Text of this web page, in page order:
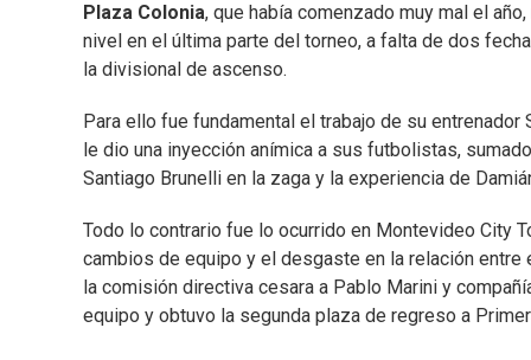
Plaza Colonia, que había comenzado muy mal el
nivel en el última parte del torneo, a falta de dos
la divisional de ascenso.
Para ello fue fundamental el trabajo de su
le dio una inyección anímica a sus futbolistas,
Santiago Brunelli en la zaga y la experiencia de
Todo lo contrario fue lo ocurrido en Montevideo City
cambios de equipo y el desgaste en la relación
la comisión directiva cesara a Pablo Marini y
equipo y obtuvo la segunda plaza de regreso a